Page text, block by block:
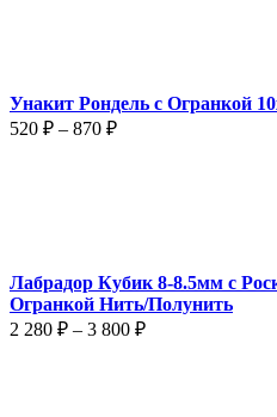
Унакит Рондель с Огранкой
520 ₽ – 870 ₽Диапазон
Лабрадор Кубик 8-8.5мм с
Огранкой Нить/Полунить
2 280 ₽ – 3 800 ₽Диапазон